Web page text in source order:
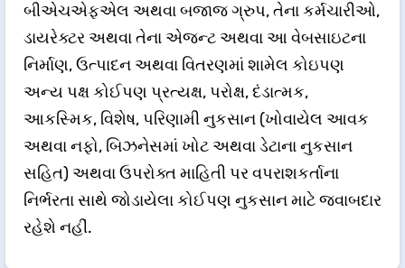
બીએચએફએલ અથવા બજાજ ગ્રુપ, તેના કર્મચારીઓ,
ડાયરેક્ટર અથવા તેના એજન્ટ અથવા આ વેબસાઇટના
નિર્માણ, ઉત્પાદન અથવા વિતરણમાં શામેલ કોઇપણ
અન્ય પક્ષ કોઈપણ પ્રત્યક્ષ, પરોક્ષ, દંડાત્મક,
આકસ્મિક, વિશેષ, પરિણામી નુકસાન (ખોવાયેલ આવક
અથવા નફો, બિઝનેસમાં ખોટ અથવા ડેટાના નુકસાન
સહિત) અથવા ઉપરોક્ત માહિતી પર વપરાશકર્તાના
નિર્ભરતા સાથે જોડાયેલા કોઈપણ નુકસાન માટે જવાબદાર
રહેશે નહીં.